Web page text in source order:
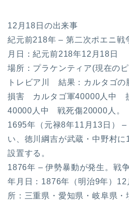
12月18日の出来事
紀元前218年 – 第二次ポエニ戦
月日：紀元前218年12月18日
場所：プラケンティア(現在の
トレビア川 結果：カルタゴの
損害 カルタゴ軍40000人中
40000人中 戦死傷20000人。
1695年（元禄8年11月13日）
い、徳川綱吉が武蔵・中野村
設置する。
1876年 – 伊勢暴動が発生。戦
年月日：1876年（明治9年）
所：三重県・愛知県・岐阜県・